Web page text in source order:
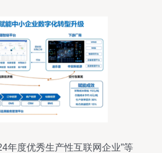
年度优秀生产性互联网企业”等